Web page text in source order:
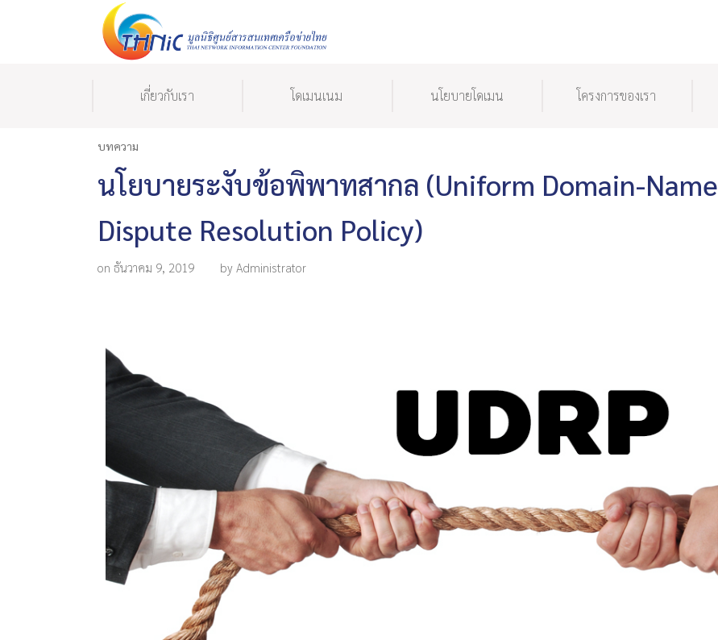
เกี่ยวกับเรา โดเมนเนม นโยบายโดเมน โครงการของเรา
บทความ
นโยบายระงับข้อพิพาทสากล (Uniform Domain-Name
Dispute Resolution Policy)
on ธันวาคม 9, 2019 by Administrator